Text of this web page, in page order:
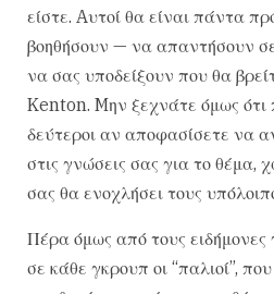
είστε. Aυτοί θα είναι πάντα
βοηθήσουν — να απαντήσουν
να σας υποδείξουν που θα
Kenton. Mην ξεχνάτε όμως ότι
δεύτεροι αν αποφασίσετε να
στις γνώσεις σας για το θέμα,
σας θα ενοχλήσει τους
Πέρα όμως από τους
σε κάθε γκρουπ οι “παλιοί”, που